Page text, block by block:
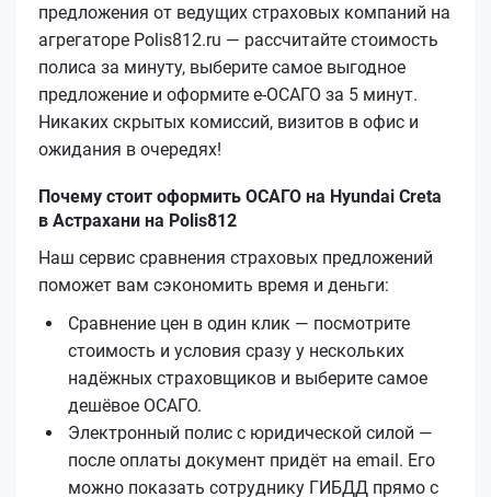
предложения от ведущих страховых компаний на
агрегаторе Polis812.ru — рассчитайте стоимость
полиса за минуту, выберите самое выгодное
предложение и оформите е‑ОСАГО за 5 минут.
Никаких скрытых комиссий, визитов в офис и
ожидания в очередях!
Почему стоит оформить ОСАГО на Hyundai Creta
в Астрахани на Polis812
Наш сервис сравнения страховых предложений
поможет вам сэкономить время и деньги:
Сравнение цен в один клик — посмотрите
стоимость и условия сразу у нескольких
надёжных страховщиков и выберите самое
дешёвое ОСАГО.
Электронный полис с юридической силой —
после оплаты документ придёт на email. Его
можно показать сотруднику ГИБДД прямо с